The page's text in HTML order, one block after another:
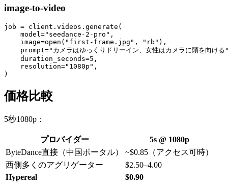
image-to-video
job = client.videos.generate(
    model="seedance-2-pro",
    image=open("first-frame.jpg", "rb"),
prompt="カメラはゆっくりドリーイン、女性はカメラに頭を向ける
    duration_seconds=5,
    resolution="1080p",
価格比較
5秒1080p：
プロバイダー
5s @ 1080p
ByteDance直接（中国ポータル）
~$0.85（アクセス可時）
西側多くのアグリゲーター
$2.50–4.00
Hypereal
$0.90